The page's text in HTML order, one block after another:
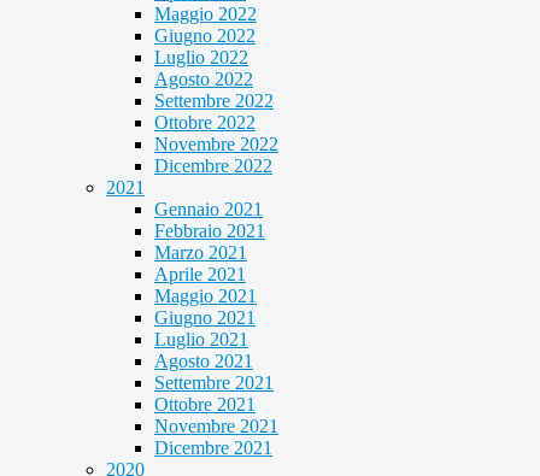
Maggio 2022
Giugno 2022
Luglio 2022
Agosto 2022
Settembre 2022
Ottobre 2022
Novembre 2022
Dicembre 2022
2021
Gennaio 2021
Febbraio 2021
Marzo 2021
Aprile 2021
Maggio 2021
Giugno 2021
Luglio 2021
Agosto 2021
Settembre 2021
Ottobre 2021
Novembre 2021
Dicembre 2021
2020